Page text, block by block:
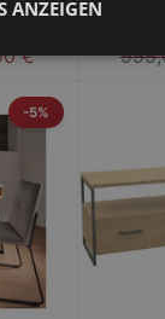
mit
€
-5%
ANZEIGEN